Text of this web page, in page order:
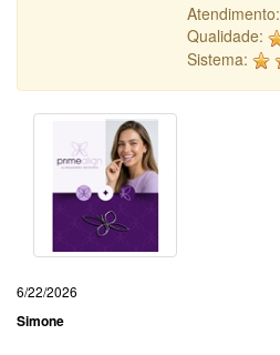
Atendimento:
Qualidade:
Sistema:
6/22/2026
Simone